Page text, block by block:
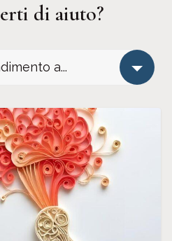
di aiuto?
a...